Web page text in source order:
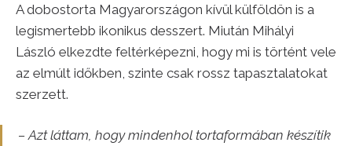
A dobostorta Magyarországon kívül külföldön is a
legismertebb ikonikus desszert. Miután Mihályi
László elkezdte feltérképezni, hogy mi is történt vele
az elmúlt időkben, szinte csak rossz tapasztalatokat
szerzett.
– Azt láttam, hogy mindenhol tortaformában készítik